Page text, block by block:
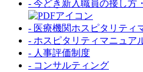
- 今どき新入職員の接し
- 医療機関ホスピタリティ
- ホスピタリティマニュア
- 人事評価制度
- コンサルティング